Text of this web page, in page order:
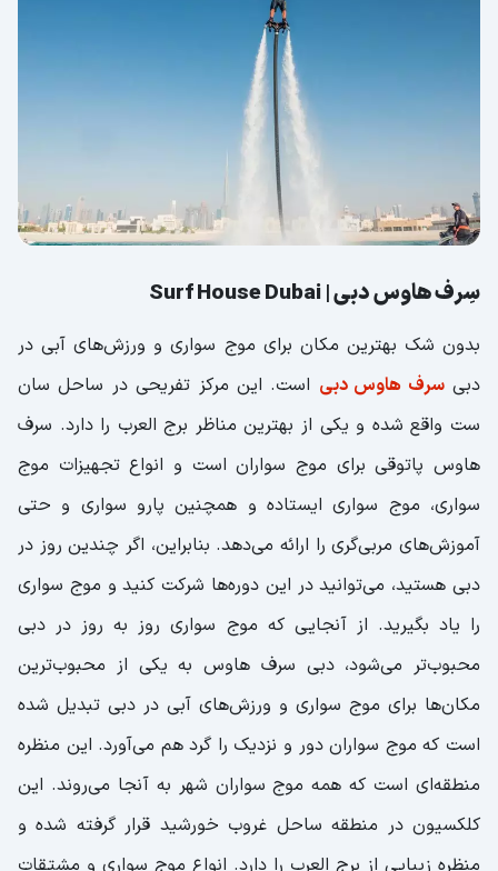
سِرف هاوس دبی | Surf House Dubai
بدون شک بهترین مکان برای موج سواری و ورزش‌های آبی در
دبیسرف هاوس دبی است. این مرکز تفریحی در ساحل سان
ست واقع شده و یکی از بهترین مناظر برج العرب را دارد. سرف
هاوس پاتوقی برای موج سواران است و انواع تجهیزات موج
سواری، موج سواری‌ ایستاده و همچنین پارو سواری و حتی
آموزش‌های مربی‌گری را ارائه می‌دهد. بنابراین، اگر چندین روز در
دبی هستید، می‌توانید در این دوره‌ها شرکت کنید و موج سواری
را یاد بگیرید. از آنجایی که موج سواری روز به روز در دبی
محبوب‌تر می‌شود، دبی سرف هاوس به یکی از محبوب‌ترین
مکان‌ها برای موج سواری و ورزش‌های آبی در دبی تبدیل شده
است که موج سواران دور و نزدیک را گرد هم می‌آورد. این منظره
منطقه‌ای است که همه موج سواران شهر به آنجا ‌می‌روند. این
کلکسیون در منطقه ساحل غروب خورشید قرار گرفته شده و
منظره زیبایی از برج العرب را دارد. انواع موج سواری و مشتقات